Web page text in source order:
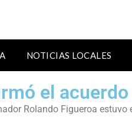
NOTICIAS LOCALES
el
Rolando Figueroa